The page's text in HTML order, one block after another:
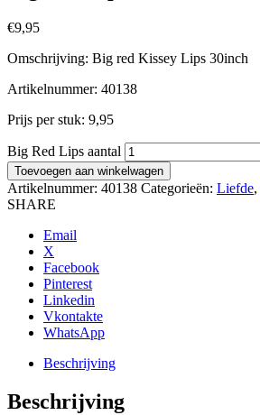
€9,95
Omschrijving: Big red Kissey Lips 30inch
Artikelnummer: 40138
Prijs per stuk: 9,95
Big Red Lips aantal
Toevoegen aan winkelwagen
Artikelnummer: 40138 Categorieën: Liefde,
SHARE
Email
X
Facebook
Pinterest
Linkedin
Vkontakte
WhatsApp
Beschrijving
Beschrijving